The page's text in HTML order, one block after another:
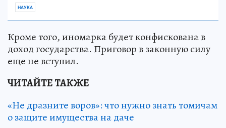
НАУКА
Кроме того, иномарка будет конфискована в
доход государства. Приговор в законную силу
еще не вступил.
ЧИТАЙТЕ ТАКЖЕ
«Не дразните воров»: что нужно знать томичам
о защите имущества на даче